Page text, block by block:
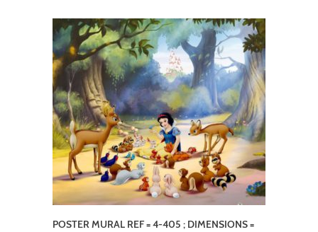
POSTER MURAL REF = 4-405 ; DIMENSIONS =